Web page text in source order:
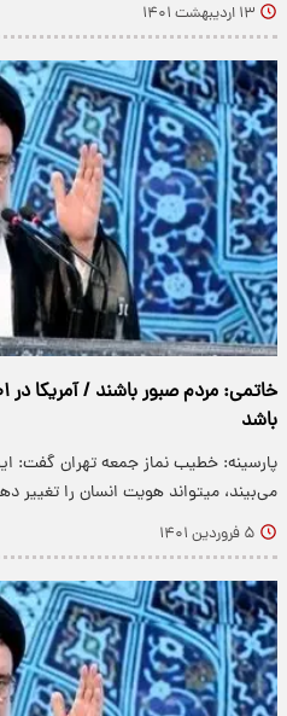
۱۳ اردیبهشت ۱۴۰۱
باشد
پارسینه: خطیب نماز جمعه تهران گفت:
می‌بیند، میتواند هویت انسان را تغییر
۵ فروردین ۱۴۰۱